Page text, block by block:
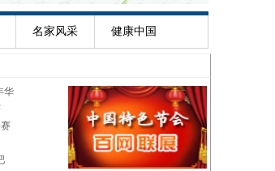
名家风采 健康中国